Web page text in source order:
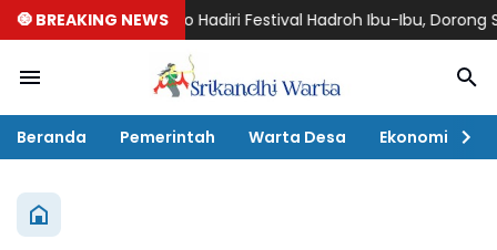
🧿 BREAKING NEWS
Ponorogo Hadiri Festival Hadroh Ibu-Ibu, Dorong Syiar
Beranda Pemerintah Warta Desa Ekonomi